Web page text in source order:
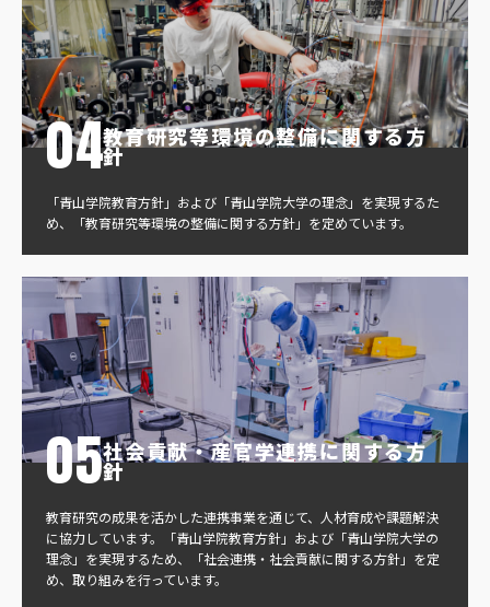
教育研究等環境の整備に関する方
針
「青山学院教育方針」および「青山学院大学の理念」を実現するた
め、「教育研究等環境の整備に関する方針」を定めています。
社会貢献・産官学連携に関する方
針
教育研究の成果を活かした連携事業を通じて、人材育成や課題解決
に協力しています。「青山学院教育方針」および「青山学院大学の
理念」を実現するため、「社会連携・社会貢献に関する方針」を定
め、取り組みを行っています。